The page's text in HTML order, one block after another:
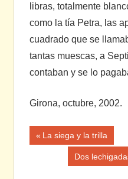
libras, totalmente
como la tía Petra, las
cuadrado que se
tantas muescas, a
contaban y se lo
Girona, octubre, 2002.
Navegación
Entrada
anterior:
La siega y la trilla
Siguiente
Dos